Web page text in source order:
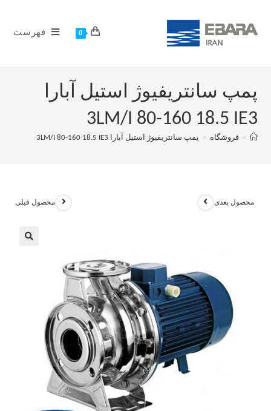
0 فهرست
پمپ سانتریفیوژ استیل آبارا
3LM/I 80-160 18.5 IE3
> فروشگاه > پمپ سانتریفیوژ استیل آبارا 3LM/I 80-160 18.5 IE3
محصول قبلی محصول بعدی